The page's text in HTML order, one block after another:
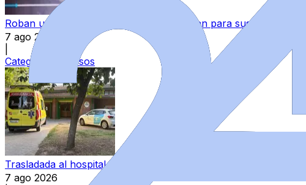
Roban un coche en Salamanca y lo utilizan para sustraer otro
7 ago 2026
Categoría:
Sucesos
Trasladada al hospital una mujer tras darse un fuerte golpe en
7 ago 2026